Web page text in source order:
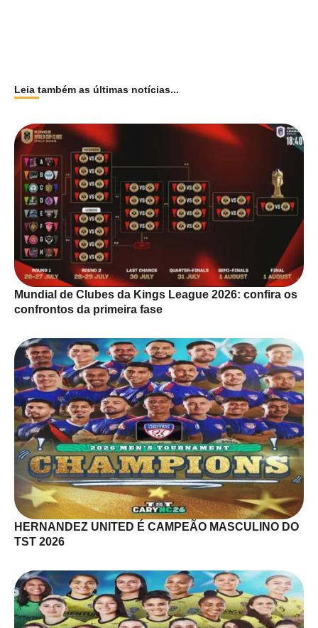
Leia também as últimas notícias...
Mundial de Clubes da Kings League 2026: confira os
confrontos da primeira fase
HERNANDEZ UNITED É CAMPEÃO MASCULINO DO
TST 2026